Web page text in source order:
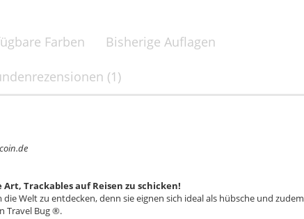
Farben Bisherige Auflagen
(1)
Trackables auf Reisen zu schicken!
Welt zu entdecken, denn sie eignen sich ideal als hübsche und zudem
Travel Bug ®.